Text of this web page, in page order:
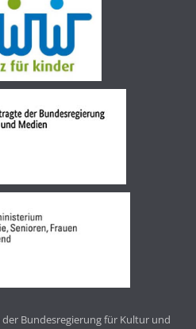
Bundesregierung für Kultur und